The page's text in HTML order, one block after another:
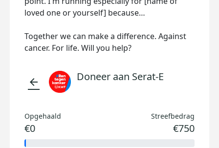
loved one or yourself] because…
Together we can make a difference. Against
cancer. For life. Will you help?
arrow_back Doneer aan Serat-E
Opgehaald
€0
Streefbedrag
€750